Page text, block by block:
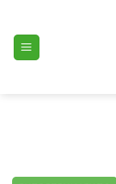
content